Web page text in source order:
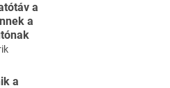
a
a
a